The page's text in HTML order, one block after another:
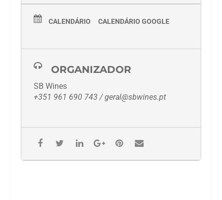
CALENDÁRIO CALENDÁRIO GOOGLE
ORGANIZADOR
SB Wines
+351 961 690 743 / geral@sbwines.pt